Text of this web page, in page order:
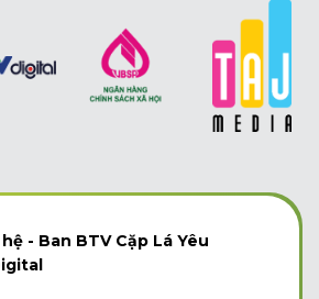
- Ban BTV Cặp Lá Yêu